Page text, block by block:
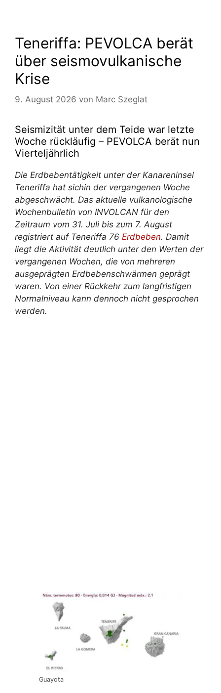
Teneriffa: PEVOLCA berät
über seismovulkanische
Krise
9. August 2026 von Marc Szeglat
Seismizität unter dem Teide war letzte
Woche rückläufig – PEVOLCA berät nun
Vierteljährlich
Die Erdbebentätigkeit unter der Kanareninsel
Teneriffa hat sichin der vergangenen Woche
abgeschwächt. Das aktuelle vulkanologische
Wochenbulletin von INVOLCAN für den
Zeitraum vom 31. Juli bis zum 7. August
registriert auf Teneriffa 76 Erdbeben. Damit
liegt die Aktivität deutlich unter den Werten der
vergangenen Wochen, die von mehreren
ausgeprägten Erdbebenschwärmen geprägt
waren. Von einer Rückkehr zum langfristigen
Normalniveau kann dennoch nicht gesprochen
werden.
Guayota